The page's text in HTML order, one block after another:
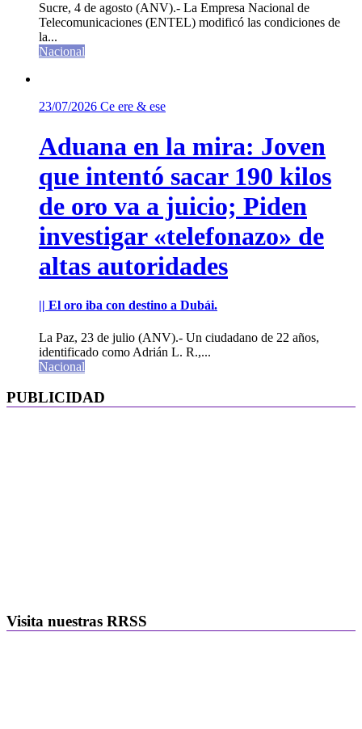
Sucre, 4 de agosto (ANV).- La Empresa Nacional de
Telecomunicaciones (ENTEL) modificó las condiciones de
la...
Nacional
23/07/2026 Ce ere & ese
Aduana en la mira: Joven
que intentó sacar 190 kilos
de oro va a juicio; Piden
investigar «telefonazo» de
altas autoridades
|| El oro iba con destino a Dubái.
La Paz, 23 de julio (ANV).- Un ciudadano de 22 años,
identificado como Adrián L. R.,...
Nacional
PUBLICIDAD
Visita nuestras RRSS